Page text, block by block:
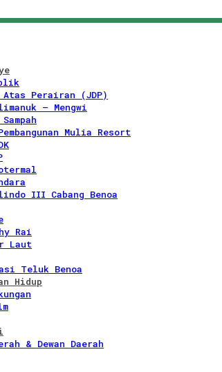
Perairan (JDP)
– Mengwi
Mulia Resort
III Cabang Benoa
Rai
Laut
Teluk Benoa
Hidup
& Dewan Daerah